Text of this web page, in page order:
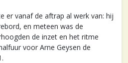
er vanaf de aftrap al werk van: hij
en meteen was de
de inzet en het ritme
voor Arne Geysen de